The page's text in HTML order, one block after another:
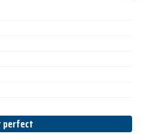
perfect